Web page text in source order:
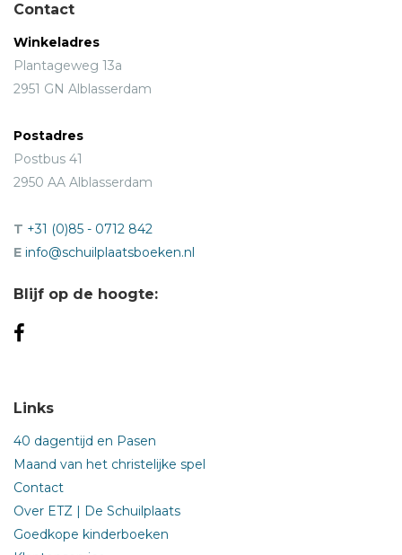
Contact
Winkeladres
Plantageweg 13a
2951 GN Alblasserdam
Postadres
Postbus 41
2950 AA Alblasserdam
T +31 (0)85 - 0712 842
E info@schuilplaatsboeken.nl
Blijf op de hoogte:
Links
40 dagentijd en Pasen
Maand van het christelijke spel
Contact
Over ETZ | De Schuilplaats
Goedkope kinderboeken